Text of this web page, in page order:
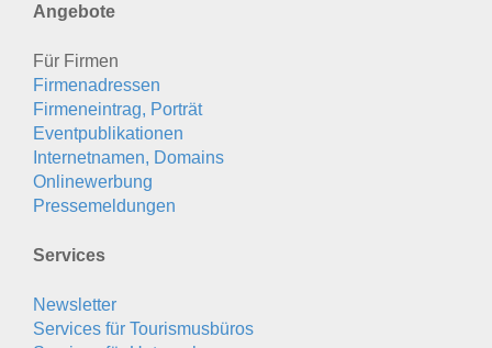
Angebote
Für Firmen
Firmenadressen
Firmeneintrag, Porträt
Eventpublikationen
Internetnamen, Domains
Onlinewerbung
Pressemeldungen
Services
Newsletter
Services für Tourismusbüros